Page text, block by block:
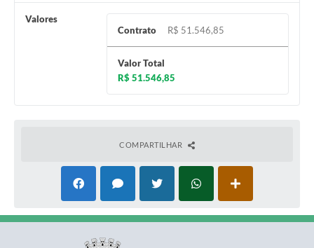
Valores
Contrato
R$ 51.546,85
Valor Total
R$ 51.546,85
COMPARTILHAR